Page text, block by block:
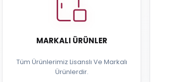
MARKALI ÜRÜNLER
Tüm Ürünlerimiz Lisanslı Ve Markalı
Ürünlerdir.